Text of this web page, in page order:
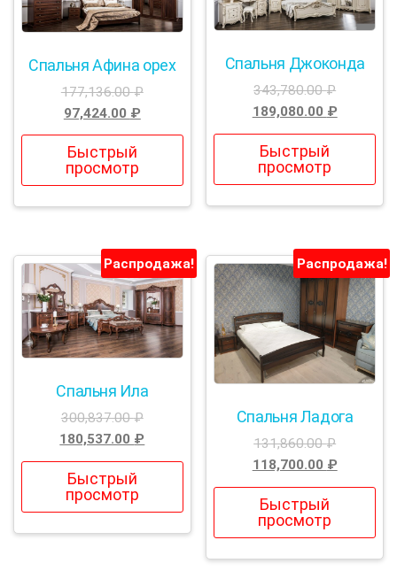
Спальня Афина орех
177,136.00₽
97,424.00 ₽
Быстрый
просмотр
Спальня Джоконда
343,780.00₽
189,080.00 ₽
Быстрый
просмотр
Распродажа!
Спальня Ила
300,837.00₽
180,537.00 ₽
Быстрый
просмотр
Распродажа!
Спальня Ладога
131,860.00₽
118,700.00 ₽
Быстрый
просмотр